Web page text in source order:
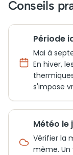
Conseils
Période
Mai à
En hiver,
s'impose
Météo le
Vérifier la
même.